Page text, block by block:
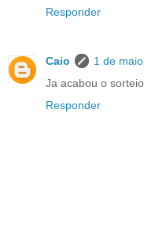
Responder
Caio
1 de
Ja acabou o
Responder